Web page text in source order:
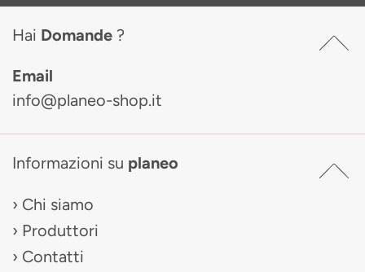
Hai Domande ?
Email
info@planeo-shop.it
Informazioni su planeo
Chi siamo
Produttori
Contatti